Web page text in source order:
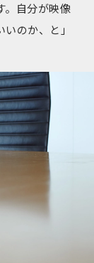
。自分が映像
のか、と」